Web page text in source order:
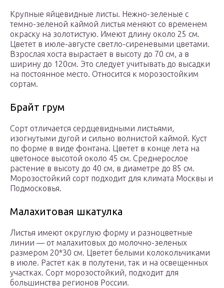
Крупные яйцевидные листы. Нежно-зеленые с
темно-зеленой каймой листья меняют со временем
окраску на золотистую. Имеют длину около 25 см.
Цветет в июле-августе светло-сиреневыми цветами.
Взрослая хоста вырастает в высоту до 70 см, а в
ширину до 120см. Это следует учитывать до высадки
на постоянное место. Относится к морозостойким
сортам.
Брайт грум
Сорт отличается сердцевидными листьями,
изогнутыми дугой и сильно волнистой каймой. Куст
по форме в виде фонтана. Цветет в конце лета на
цветоносе высотой около 45 см. Среднерослое
растение в высоту до 40 см, в диаметре до 85 см.
Морозостойкий сорт подходит для климата Москвы и
Подмосковья.
Малахитовая шкатулка
Листья имеют округлую форму и разноцветные
линии — от малахитовых до молочно-зеленых
размером 20*30 см. Цветет белыми колокольчиками
в июле. Растет как в полутени, так и на освещенных
участках. Сорт морозостойкий, подходит для
большинства регионов России.